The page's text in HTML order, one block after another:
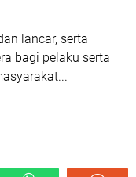
lancar, serta
bagi pelaku serta